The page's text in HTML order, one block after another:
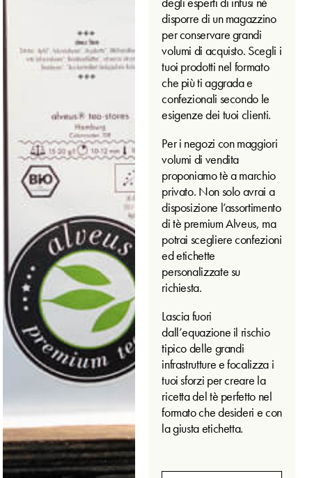
disporre di un magazzino
per conservare grandi
volumi di acquisto. Scegli i
tuoi prodotti nel formato
che più ti aggrada e
confezionali secondo le
esigenze dei tuoi clienti.
Per i negozi con maggiori
volumi di vendita
proponiamo tè a marchio
privato. Non solo avrai a
disposizione l’assortimento
di tè premium Alveus, ma
potrai scegliere confezioni
ed etichette
personalizzate su
richiesta.
Lascia fuori
dall’equazione il rischio
tipico delle grandi
infrastrutture e focalizza i
tuoi sforzi per creare la
ricetta del tè perfetto nel
formato che desideri e con
la giusta etichetta.